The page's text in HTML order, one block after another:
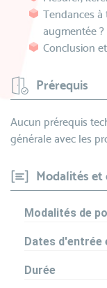
Tendances à
augmentée ?
Conclusion
Prérequis
Aucun prérequis
générale avec les
Modalités et
Modalités de
Dates d'entrée
Durée